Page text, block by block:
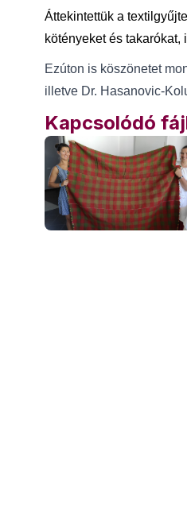
Áttekintettük a
kötényeket és
Ezúton is köszönetet
illetve Dr. Hasanovic-
Kapcsolódó